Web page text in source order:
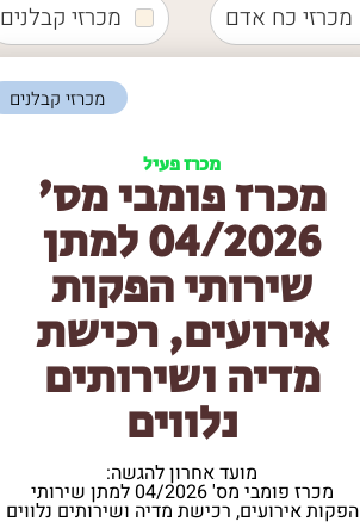
מכרזי כח אדם מכרזי קבלנים
מכרזי קבלנים
מכרז פעיל
מכרז פומבי מס'
04/2026 למתן
שירותי הפקות
אירועים, רכישת
מדיה ושירותים
נלווים
מועד אחרון להגשה:
מכרז פומבי מס' 04/2026 למתן שירותי
הפקות אירועים, רכישת מדיה ושירותים נלווים